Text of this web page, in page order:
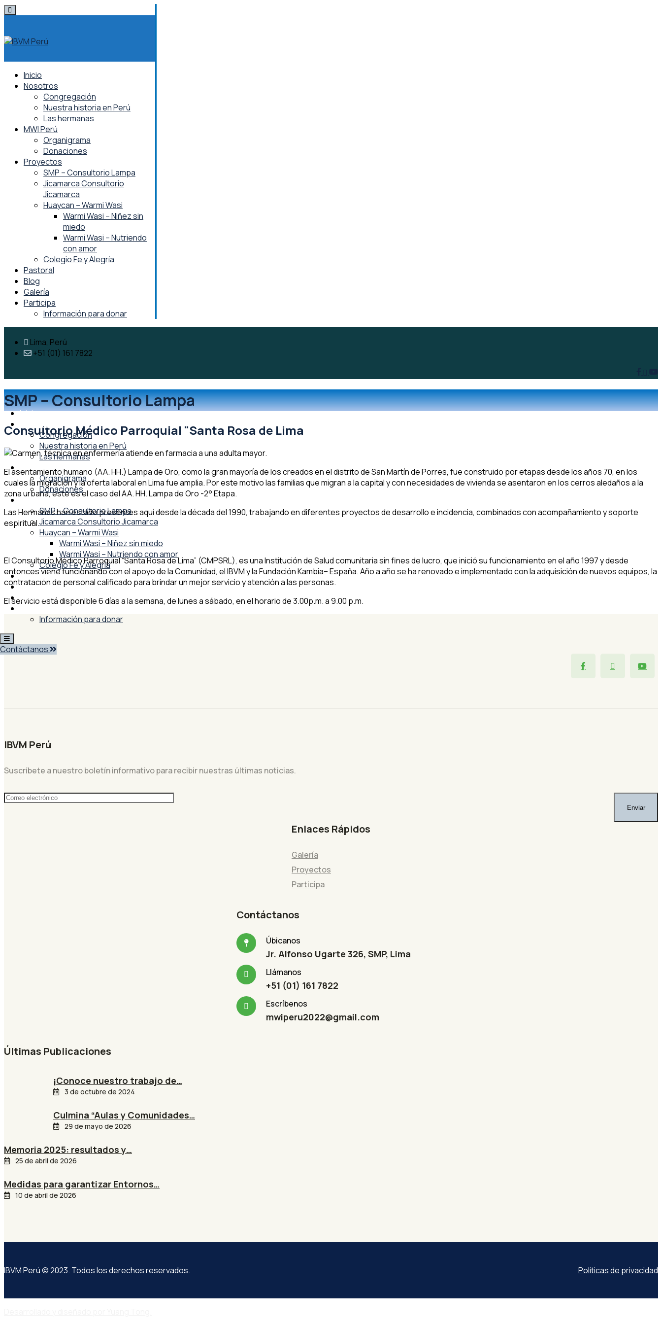
Skip
Inicio
Nosotros
Congregación
Nuestra historia en Perú
Las hermanas
MWI Perú
Organigrama
Donaciones
Proyectos
SMP – Consultorio Lampa
Jicamarca Consultorio
Jicamarca
Huaycan – Warmi Wasi
Warmi Wasi – Niñez sin
miedo
Warmi Wasi – Nutriendo
con amor
Colegio Fe y Alegría
Pastoral
Blog
Galería
Participa
Información para donar
Lima, Perú
+51 (01) 161 7822
Inicio
Nosotros
Congregación
Nuestra historia en Perú
Las hermanas
MWI Perú
Organigrama
Donaciones
Proyectos
SMP – Consultorio Lampa
Jicamarca Consultorio Jicamarca
Huaycan – Warmi Wasi
Warmi Wasi – Niñez sin miedo
Warmi Wasi – Nutriendo con amor
Colegio Fe y Alegría
Pastoral
Blog
Galería
Información para donar
Contáctanos
SMP – Consultorio Lampa
Consultorio Médico Parroquial "Santa Rosa de Lima
El asentamiento humano (AA. HH.) Lampa de Oro, como la gran mayoría de los creados en el distrito de San Martín de Porres, fue construido por etapas desde los años 70, en los
cuales la migración y la oferta laboral en Lima fue amplia. Por este motivo las familias que migran a la capital y con necesidades de vivienda se asentaron en los cerros aledaños a la
zona urbana, este es el caso del AA. HH. Lampa de Oro -2° Etapa.
Las Hermanas han estado presentes aquí desde la década del 1990, trabajando en diferentes proyectos de desarrollo e incidencia, combinados con acompañamiento y soporte
espiritual.
El Consultorio Médico Parroquial “Santa Rosa de Lima” (CMPSRL), es una Institución de Salud comunitaria sin fines de lucro, que inició su funcionamiento en el año 1997 y desde
entonces viene funcionando con el apoyo de la Comunidad, el IBVM y la Fundación Kambia– España. Año a año se ha renovado e implementado con la adquisición de nuevos equipos, la
contratación de personal calificado para brindar un mejor servicio y atención a las personas.
El servicio está disponible 6 días a la semana, de lunes a sábado, en el horario de 3.00p.m. a 9.00 p.m.
IBVM Perú
Suscríbete a nuestro boletín informativo para recibir nuestras últimas noticias.
Enlaces Rápidos
Galería
Proyectos
Participa
Contáctanos
Úbicanos
Jr. Alfonso Ugarte 326, SMP, Lima
Llámanos
+51 (01) 161 7822
Escríbenos
mwiperu2022@gmail.com
Últimas Publicaciones
¡Conoce nuestro trabajo de…
3 de octubre de 2024
Culmina “Aulas y Comunidades…
29 de mayo de 2026
Memoria 2025: resultados y…
25 de abril de 2026
Medidas para garantizar Entornos…
10 de abril de 2026
IBVM Perú © 2023. Todos los derechos reservados. Políticas de privacidad